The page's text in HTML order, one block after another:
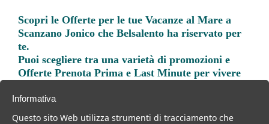
Scopri leOfferte per le tue Vacanze al Mare a
Scanzano Jonico che Belsalento ha riservato per
te.
Puoi scegliere tra una varietà di promozioni e
Offerte Prenota Prima e Last Minute per vivere
Informativa
Questo sito Web utilizza strumenti di tracciamento che